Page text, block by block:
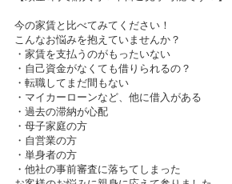
今の家賃と比べてみてください！
こんなお悩みを抱えていませんか？
・家賃を支払うのがもったいない
・自己資金がなくても借りられるの？
・転職してまだ間もない
・マイカーローンなど、他に借入がある
・過去の滞納が心配
・母子家庭の方
・自営業の方
・単身者の方
・他社の事前審査に落ちてしまった